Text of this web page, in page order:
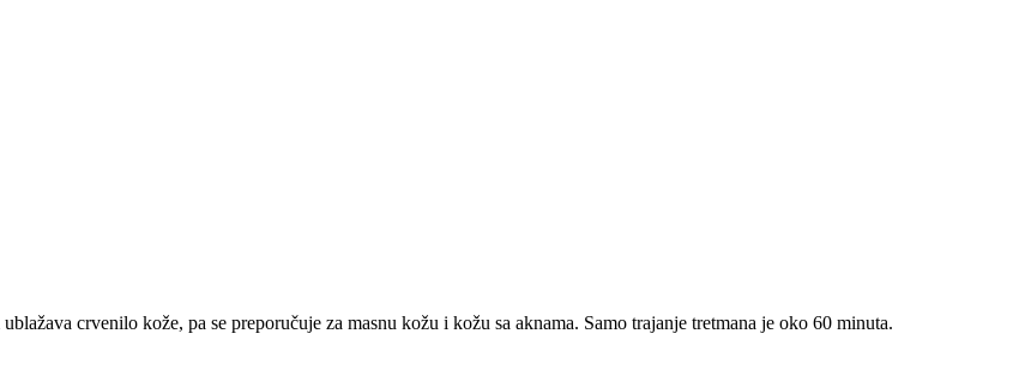
crvenilo kože, pa se preporučuje za masnu kožu i kožu sa aknama. Samo trajanje tretmana je oko 60 minuta.